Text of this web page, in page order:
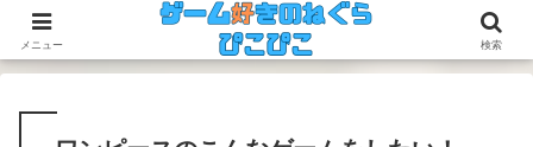
今のゲームも昔のゲームも面白い！
メニュー 検索